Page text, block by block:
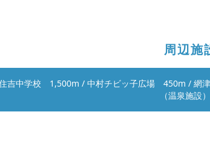
周辺施
吉中学校 1,500m / 中村チビッ子広場 450m / 網
（温泉施